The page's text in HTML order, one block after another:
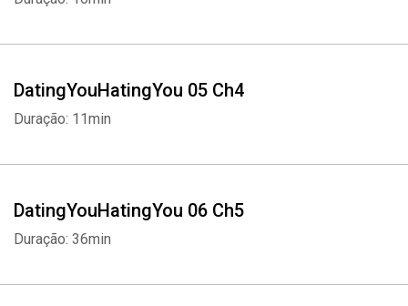
romance in the modern world.
DatingYouHatingYou 05 Ch4
Duração: 11min
DatingYouHatingYou 06 Ch5
Duração: 36min